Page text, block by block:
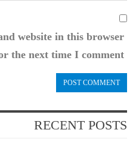
website in this browser
the next time I comment.
RECENT POSTS